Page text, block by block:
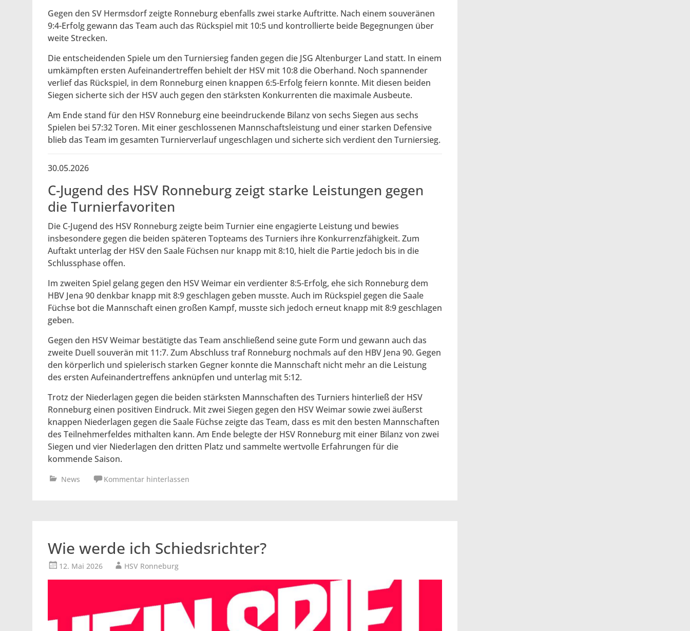
Gegen den SV Hermsdorf zeigte Ronneburg ebenfalls zwei starke Auftritte. Nach einem souveränen
9:4-Erfolg gewann das Team auch das Rückspiel mit 10:5 und kontrollierte beide Begegnungen über
weite Strecken.
Die entscheidenden Spiele um den Turniersieg fanden gegen die JSG Altenburger Land statt. In einem
umkämpften ersten Aufeinandertreffen behielt der HSV mit 10:8 die Oberhand. Noch spannender
verlief das Rückspiel, in dem Ronneburg einen knappen 6:5-Erfolg feiern konnte. Mit diesen beiden
Siegen sicherte sich der HSV auch gegen den stärksten Konkurrenten die maximale Ausbeute.
Am Ende stand für den HSV Ronneburg eine beeindruckende Bilanz von sechs Siegen aus sechs
Spielen bei 57:32 Toren. Mit einer geschlossenen Mannschaftsleistung und einer starken Defensive
blieb das Team im gesamten Turnierverlauf ungeschlagen und sicherte sich verdient den Turniersieg.
30.05.2026
C-Jugend des HSV Ronneburg zeigt starke Leistungen gegen
die Turnierfavoriten
Die C-Jugend des HSV Ronneburg zeigte beim Turnier eine engagierte Leistung und bewies
insbesondere gegen die beiden späteren Topteams des Turniers ihre Konkurrenzfähigkeit. Zum
Auftakt unterlag der HSV den Saale Füchsen nur knapp mit 8:10, hielt die Partie jedoch bis in die
Schlussphase offen.
Im zweiten Spiel gelang gegen den HSV Weimar ein verdienter 8:5-Erfolg, ehe sich Ronneburg dem
HBV Jena 90 denkbar knapp mit 8:9 geschlagen geben musste. Auch im Rückspiel gegen die Saale
Füchse bot die Mannschaft einen großen Kampf, musste sich jedoch erneut knapp mit 8:9 geschlagen
geben.
Gegen den HSV Weimar bestätigte das Team anschließend seine gute Form und gewann auch das
zweite Duell souverän mit 11:7. Zum Abschluss traf Ronneburg nochmals auf den HBV Jena 90. Gegen
den körperlich und spielerisch starken Gegner konnte die Mannschaft nicht mehr an die Leistung
des ersten Aufeinandertreffens anknüpfen und unterlag mit 5:12.
Trotz der Niederlagen gegen die beiden stärksten Mannschaften des Turniers hinterließ der HSV
Ronneburg einen positiven Eindruck. Mit zwei Siegen gegen den HSV Weimar sowie zwei äußerst
knappen Niederlagen gegen die Saale Füchse zeigte das Team, dass es mit den besten Mannschaften
des Teilnehmerfeldes mithalten kann. Am Ende belegte der HSV Ronneburg mit einer Bilanz von zwei
Siegen und vier Niederlagen den dritten Platz und sammelte wertvolle Erfahrungen für die
kommende Saison.
News Kommentar hinterlassen
Wie werde ich Schiedsrichter?
12. Mai 2026 HSV Ronneburg